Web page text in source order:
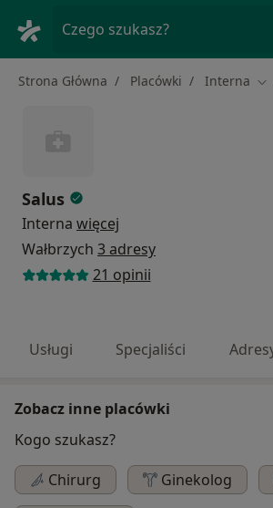
Czego szukasz?
Strona Główna Placówki Interna
Salus
Interna więcej
Wałbrzych 3 adresy
21 opinii
Usługi Specjaliści
Zobacz inne placówki
Kogo szukasz?
Chirurg
Ginekolog